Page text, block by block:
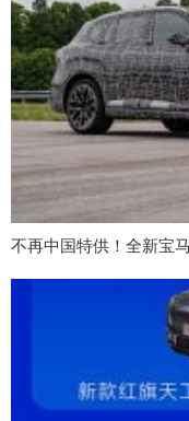
不再中国特供！全新宝